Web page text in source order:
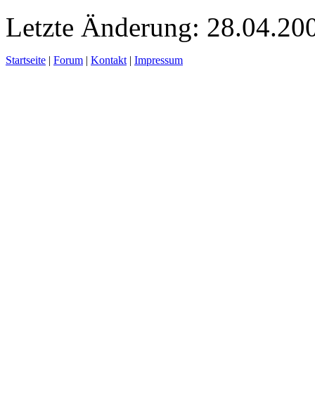
Letzte Änderung:
Startseite | Forum | Kontakt | Impressum